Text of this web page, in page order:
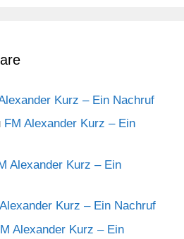
Kurz – Ein Nachruf
FM Alexander Kurz – Ein
Alexander Kurz – Ein
Kurz – Ein Nachruf
Alexander Kurz – Ein